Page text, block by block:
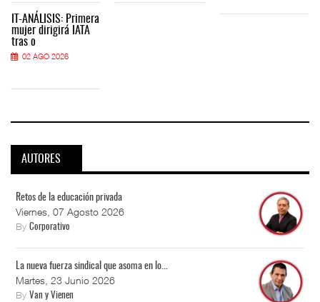
IT-ANÁLISIS: Primera
mujer dirigirá IATA
tras o
02 AGO 2026
AUTORES
Retos de la educación privada
Viernes, 07 Agosto 2026
By Corporativo
La nueva fuerza sindical que asoma en lo...
Martes, 23 Junio 2026
By Van y Vienen